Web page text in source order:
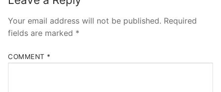
Your email address will not be published. Required
fields are marked *
COMMENT *